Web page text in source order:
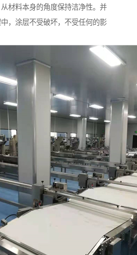
材料本身的角度保持洁净性。并
，涂层不受破坏，不受任何的影